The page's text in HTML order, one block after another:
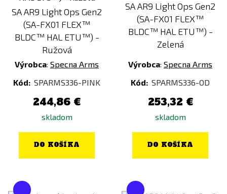
SA AR9 Light Ops Gen2
(SA-FX01 FLEX™
BLDC™ HAL ETU™) -
Ružová
Výrobca: Specna Arms
Kód: SPARMS336-PINK
244,86 €
skladom
DO KOŠÍKA
SA AR9 Light Ops Gen2
(SA-FX01 FLEX™
BLDC™ HAL ETU™) -
Zelená
Výrobca: Specna Arms
Kód: SPARMS336-OD
253,32 €
skladom
DO KOŠÍKA